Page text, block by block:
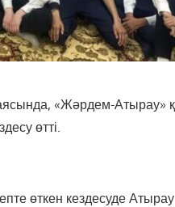
«Жәрдем-Атырау»
өтті.
өткен кездесуде Атырау